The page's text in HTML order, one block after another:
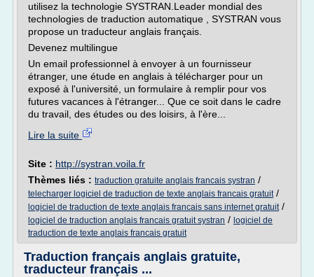
utilisez la technologie SYSTRAN.Leader mondial des
technologies de traduction automatique , SYSTRAN vous
propose un traducteur anglais français.
Devenez multilingue
Un email professionnel à envoyer à un fournisseur
étranger, une étude en anglais à télécharger pour un
exposé à l'université, un formulaire à remplir pour vos
futures vacances à l'étranger... Que ce soit dans le cadre
du travail, des études ou des loisirs, à l'ère...
Lire la suite
Site : http://systran.voila.fr
Thèmes liés : traduction gratuite anglais francais systran /
telecharger logiciel de traduction de texte anglais francais gratuit/
logiciel de traduction de texte anglais francais sans internet gratuit/
logiciel de traduction anglais francais gratuit systran / logiciel de
traduction de texte anglais francais gratuit
Traduction français anglais gratuite,
traducteur français ...